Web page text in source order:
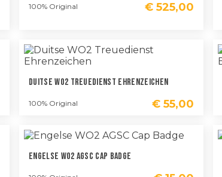
100% Original € 525,00
Duitse WO2 Treuedienst Ehrenzeichen
100% Original € 55,00
Engelse WO2 AGSC Cap Badge